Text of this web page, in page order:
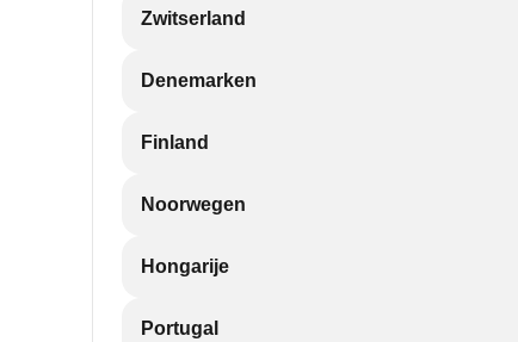
Zwitserland
Denemarken
Finland
Noorwegen
Hongarije
Portugal